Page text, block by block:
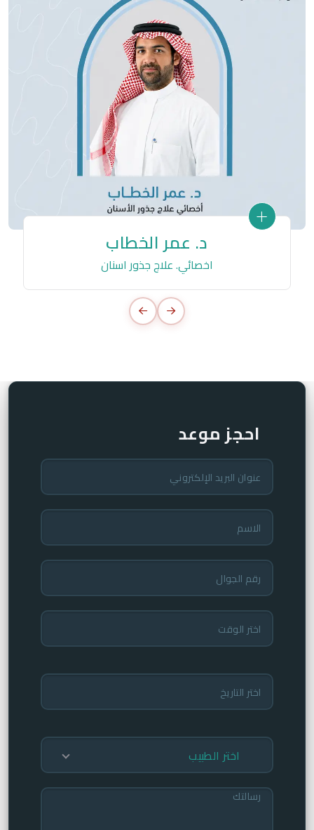
د. عمر الخطاب
اخصائي. علاج جذور اسنان
احجز موعد
اختر الطبيب